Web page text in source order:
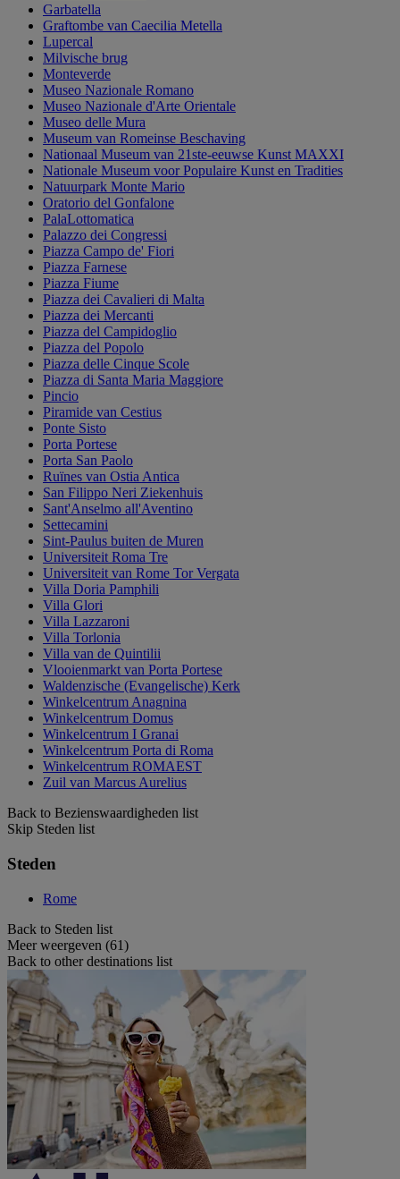
Garbatella
Graftombe van Caecilia Metella
Lupercal
Milvische brug
Monteverde
Museo Nazionale Romano
Museo Nazionale d'Arte Orientale
Museo delle Mura
Museum van Romeinse Beschaving
Nationaal Museum van 21ste-eeuwse Kunst MAXXI
Nationale Museum voor Populaire Kunst en Tradities
Natuurpark Monte Mario
Oratorio del Gonfalone
PalaLottomatica
Palazzo dei Congressi
Piazza Campo de' Fiori
Piazza Farnese
Piazza Fiume
Piazza dei Cavalieri di Malta
Piazza dei Mercanti
Piazza del Campidoglio
Piazza del Popolo
Piazza delle Cinque Scole
Piazza di Santa Maria Maggiore
Pincio
Piramide van Cestius
Ponte Sisto
Porta Portese
Porta San Paolo
Ruïnes van Ostia Antica
San Filippo Neri Ziekenhuis
Sant'Anselmo all'Aventino
Settecamini
Sint-Paulus buiten de Muren
Universiteit Roma Tre
Universiteit van Rome Tor Vergata
Villa Doria Pamphili
Villa Glori
Villa Lazzaroni
Villa Torlonia
Villa van de Quintilii
Vlooienmarkt van Porta Portese
Waldenzische (Evangelische) Kerk
Winkelcentrum Anagnina
Winkelcentrum Domus
Winkelcentrum I Granai
Winkelcentrum Porta di Roma
Winkelcentrum ROMAEST
Zuil van Marcus Aurelius
Back to Bezienswaardigheden list
Skip Steden list
Steden
Rome
Back to Steden list
Meer weergeven (61)
Back to other destinations list